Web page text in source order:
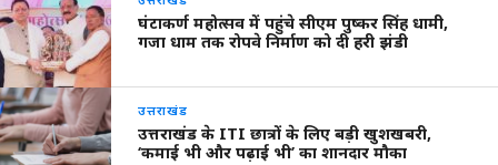
घंटाकर्ण महोत्सव में पहुंचे सीएम पुष्कर सिंह धामी,
गजा धाम तक रोपवे निर्माण को दी हरी झंडी
उत्तराखंड
उत्तराखंड के ITI छात्रों के लिए बड़ी खुशखबरी,
‘कमाई भी और पढ़ाई भी’ का शानदार मौका